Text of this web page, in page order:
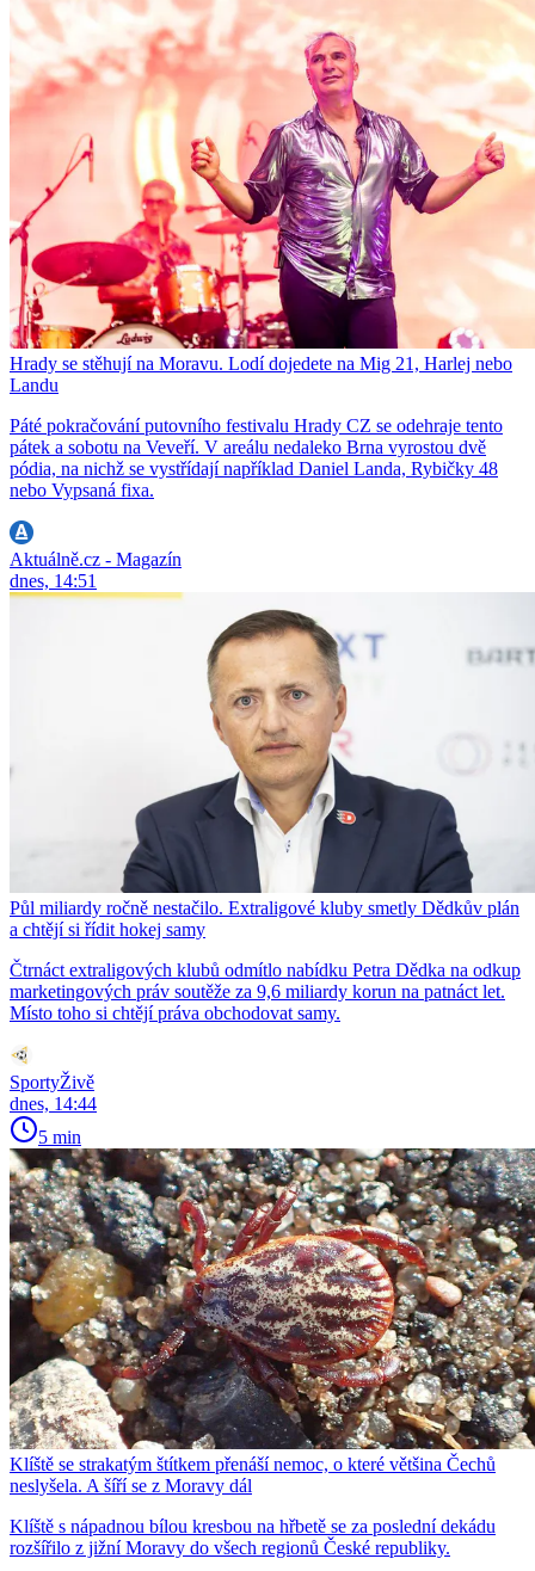
Hrady se stěhují na Moravu. Lodí dojedete na Mig 21, Harlej nebo
Landu
Páté pokračování putovního festivalu Hrady CZ se odehraje tento
pátek a sobotu na Veveří. V areálu nedaleko Brna vyrostou dvě
pódia, na nichž se vystřídají například Daniel Landa, Rybičky 48
nebo Vypsaná fixa.
Aktuálně.cz - Magazín
dnes, 14:51
Půl miliardy ročně nestačilo. Extraligové kluby smetly Dědkův plán
a chtějí si řídit hokej samy
Čtrnáct extraligových klubů odmítlo nabídku Petra Dědka na odkup
marketingových práv soutěže za 9,6 miliardy korun na patnáct let.
Místo toho si chtějí práva obchodovat samy.
SportyŽivě
dnes, 14:44
5 min
Klíště se strakatým štítkem přenáší nemoc, o které většina Čechů
neslyšela. A šíří se z Moravy dál
Klíště s nápadnou bílou kresbou na hřbetě se za poslední dekádu
rozšířilo z jižní Moravy do všech regionů České republiky.